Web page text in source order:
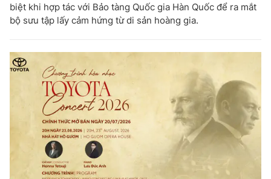
biệt khi hợp tác với Bảo tàng Quốc gia Hàn Quốc để ra mắt
bộ sưu tập lấy cảm hứng từ di sản hoàng gia.